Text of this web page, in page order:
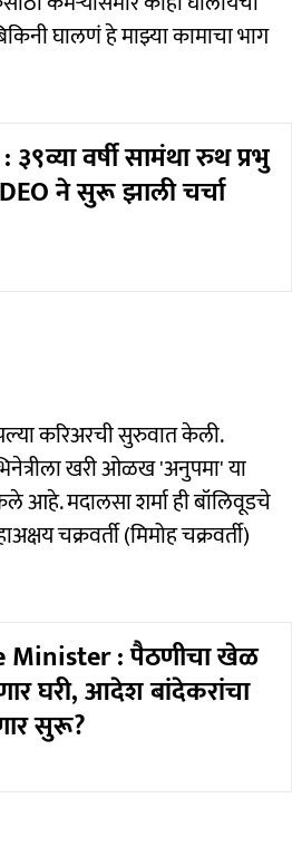
घालणं हे माझ्या कामाचा भाग
वर्षी सामंथा रुथ प्रभु
ने सुरू झाली चर्चा
करिअरची सुरुवात केली.
खरी ओळख 'अनुपमा' या
आहे. मदालसा शर्मा ही बॉलिवूडचे
चक्रवर्ती (मिमोह चक्रवर्ती)
Minister : पैठणीचा खेळ
घरी, आदेश बांदेकरांचा
सुरू?